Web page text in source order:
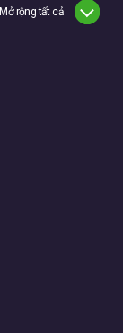
Mở rộng tất cả